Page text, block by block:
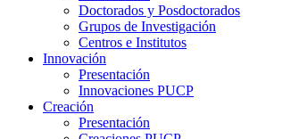
Doctorados y Posdoctorados
Grupos de Investigación
Centros e Institutos
Innovación
Presentación
Innovaciones PUCP
Creación
Presentación